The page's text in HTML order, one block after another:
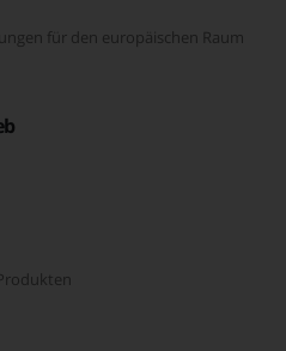
für den europäischen Raum